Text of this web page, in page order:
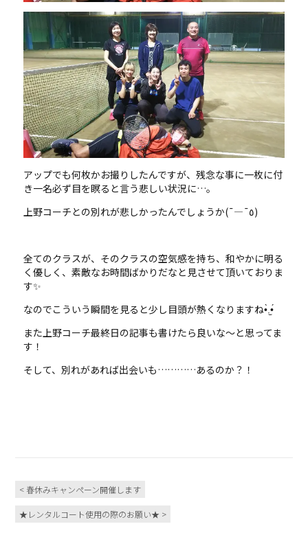
アップでも何枚かお撮りしたんですが、残念な事に一枚に付
き一名必ず目を瞑ると言う悲しい状況に…。
上野コーチとの別れが悲しかったんでしょうか(¯―¯٥)
全てのクラスが、そのクラスの空気感を持ち、和やかに明る
く優しく、素敵なお時間ばかりだなと見させて頂いておりま
す✨
なのでこういう瞬間を見ると少し目頭が熱くなりますね•̀.̫•́
また上野コーチ最終日の記事も書けたら良いな～と思ってま
す！
そして、別れがあれば出会いも…………あるのか？！
< 春休みキャンペーン開催します
★レンタルコート使用の際のお願い★ >